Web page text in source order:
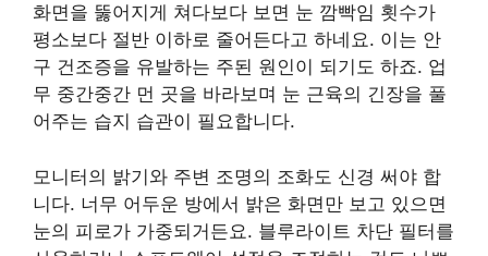
화면을 뚫어지게 쳐다보다 보면 눈 깜빡임 횟수가
평소보다 절반 이하로 줄어든다고 하네요. 이는 안
구 건조증을 유발하는 주된 원인이 되기도 하죠. 업
무 중간중간 먼 곳을 바라보며 눈 근육의 긴장을 풀
어주는 습지 습관이 필요합니다.
모니터의 밝기와 주변 조명의 조화도 신경 써야 합
니다. 너무 어두운 방에서 밝은 화면만 보고 있으면
눈의 피로가 가중되거든요. 블루라이트 차단 필터를